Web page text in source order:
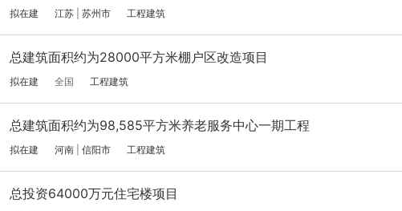
拟在建 江苏 苏州市 工程建筑
总建筑面积约为28000平方米棚户区改造项目
拟在建 全国 工程建筑
总建筑面积约为98,585平方米养老服务中心一期工程
拟在建 河南 信阳市 工程建筑
总投资64000万元住宅楼项目